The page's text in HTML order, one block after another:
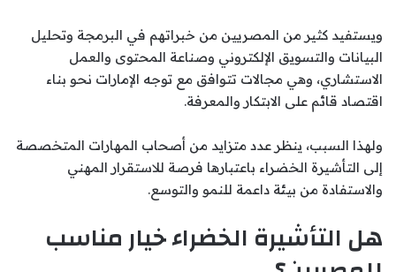
ويستفيد كثير من المصريين من خبراتهم في البرمجة وتحليل
البيانات والتسويق الإلكتروني وصناعة المحتوى والعمل
الاستشاري، وهي مجالات تتوافق مع توجه الإمارات نحو بناء
اقتصاد قائم على الابتكار والمعرفة.
ولهذا السبب، ينظر عدد متزايد من أصحاب المهارات المتخصصة
إلى التأشيرة الخضراء باعتبارها فرصة للاستقرار المهني
والاستفادة من بيئة داعمة للنمو والتوسع.
هل التأشيرة الخضراء خيار مناسب